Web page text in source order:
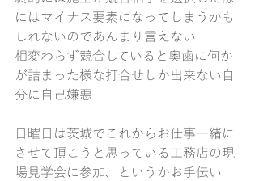
にはマイナス要素になってしまうかも
しれないのであんまり言えない
相変わらず競合していると奥歯に何か
が詰まった様な打合せしか出来ない自
分に自己嫌悪
日曜日は茨城でこれからお仕事一緒に
させて頂こうと思っている工務店の現
場見学会に参加、というかお手伝い